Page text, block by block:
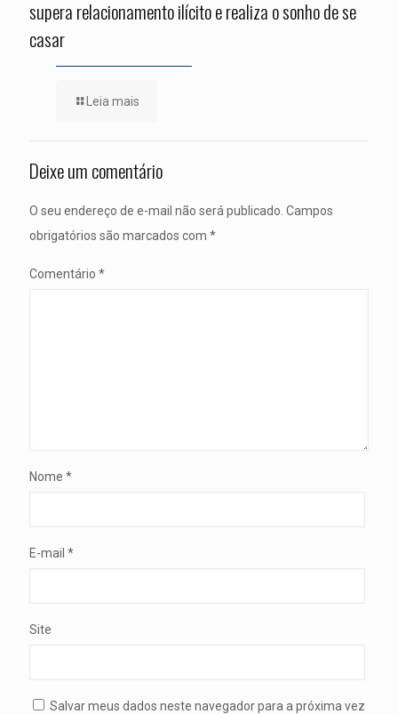
supera relacionamento ilícito e realiza o sonho de se
casar
Leia mais
Deixe um comentário
O seu endereço de e-mail não será publicado. Campos
obrigatórios são marcados com *
Comentário *
Nome *
E-mail *
Site
Salvar meus dados neste navegador para a próxima vez